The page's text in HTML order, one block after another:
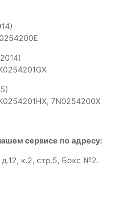
7N0254200X
сервисе по адресу:
д.12, к.2, стр.5, Бокс №2.